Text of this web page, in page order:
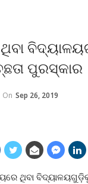
ପୁରସ୍କାର
On Sep 26, 2019
ଥିବା